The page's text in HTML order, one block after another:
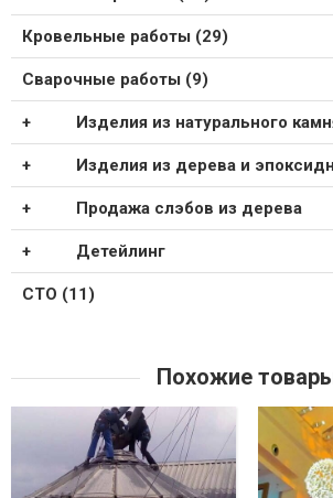
Кровельные работы (29)
Сварочные работы (9)
Изделия из натурального
Изделия из дерева и
Продажа слэбов из дерева
Детейлинг
СТО (11)
Похожие